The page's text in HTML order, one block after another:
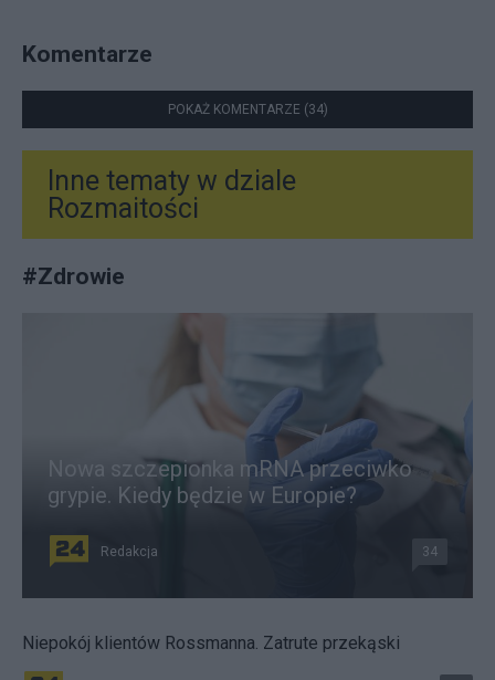
Komentarze
POKAŻ KOMENTARZE (34)
Inne tematy w dziale
Rozmaitości
#Zdrowie
Nowa szczepionka mRNA przeciwko
grypie. Kiedy będzie w Europie?
Redakcja 34
Niepokój klientów Rossmanna. Zatrute przekąski